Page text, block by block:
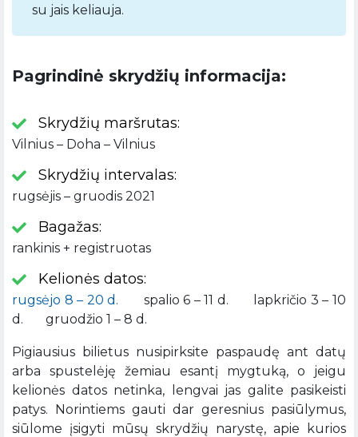
su jais keliauja.
Pagrindinė skrydžių informacija:
Skrydžių maršrutas:
Vilnius – Doha – Vilnius
Skrydžių intervalas:
rugsėjis – gruodis 2021
Bagažas:
rankinis + registruotas
Kelionės datos:
rugsėjo 8 – 20 d. spalio 6 – 11 d. lapkričio 3 – 10
d. gruodžio 1 – 8 d.
Pigiausius bilietus nusipirksite paspaudę ant datų
arba spustelėję žemiau esantį mygtuką, o jeigu
kelionės datos netinka, lengvai jas galite pasikeisti
patys. Norintiems gauti dar geresnius pasiūlymus,
siūlome įsigyti mūsų skrydžių narystę, apie kurios